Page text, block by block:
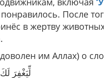
После
в жертву
им Аллах) о
لِّيَغْفِرَ